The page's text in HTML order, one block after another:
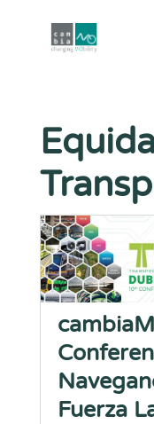
Fuerza